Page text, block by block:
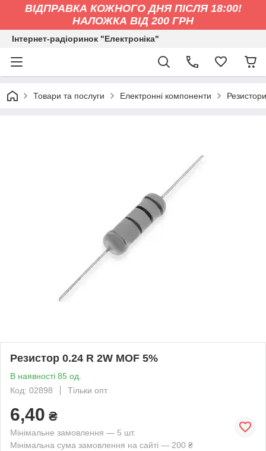
ВІДПРАВКА КОЖНОГО ДНЯ ПІСЛЯ 18:00!
НАЛОЖКА ВІД 200 ГРН
Інтернет-радіоринок "Електроніка"
Товари та послуги Електронні компоненти Резистори
Резистор 0.24 R 2W MOF 5%
В наявності 85 од.
Код: 02898
Тільки опт
6,40 ₴
Мінімальне замовлення — 5 шт.
Мінімальна сума замовлення на сайті — 200 ₴